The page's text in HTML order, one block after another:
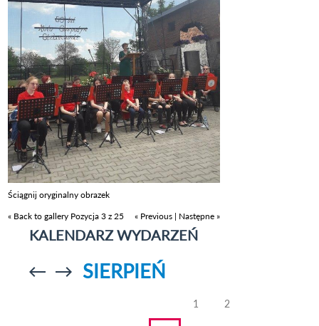
Ściągnij oryginalny obrazek
« Back to gallery Pozycja 3 z 25 « Previous | Następne »
KALENDARZ WYDARZEŃ
Przejdź doPrzejdź do
SIERPIEŃ
1 2